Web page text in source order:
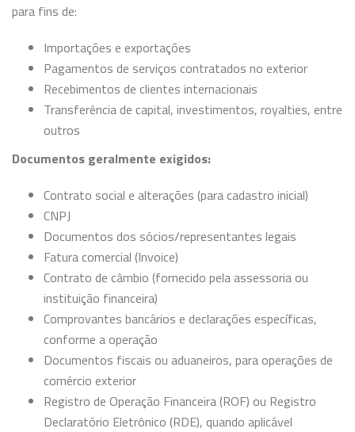
para fins de:
Importações e exportações
Pagamentos de serviços contratados no exterior
Recebimentos de clientes internacionais
Transferência de capital, investimentos, royalties, entre
outros
Documentos geralmente exigidos:
Contrato social e alterações (para cadastro inicial)
CNPJ
Documentos dos sócios/representantes legais
Fatura comercial (Invoice)
Contrato de câmbio (fornecido pela assessoria ou
instituição financeira)
Comprovantes bancários e declarações específicas,
conforme a operação
Documentos fiscais ou aduaneiros, para operações de
comércio exterior
Registro de Operação Financeira (ROF) ou Registro
Declaratório Eletrônico (RDE), quando aplicável